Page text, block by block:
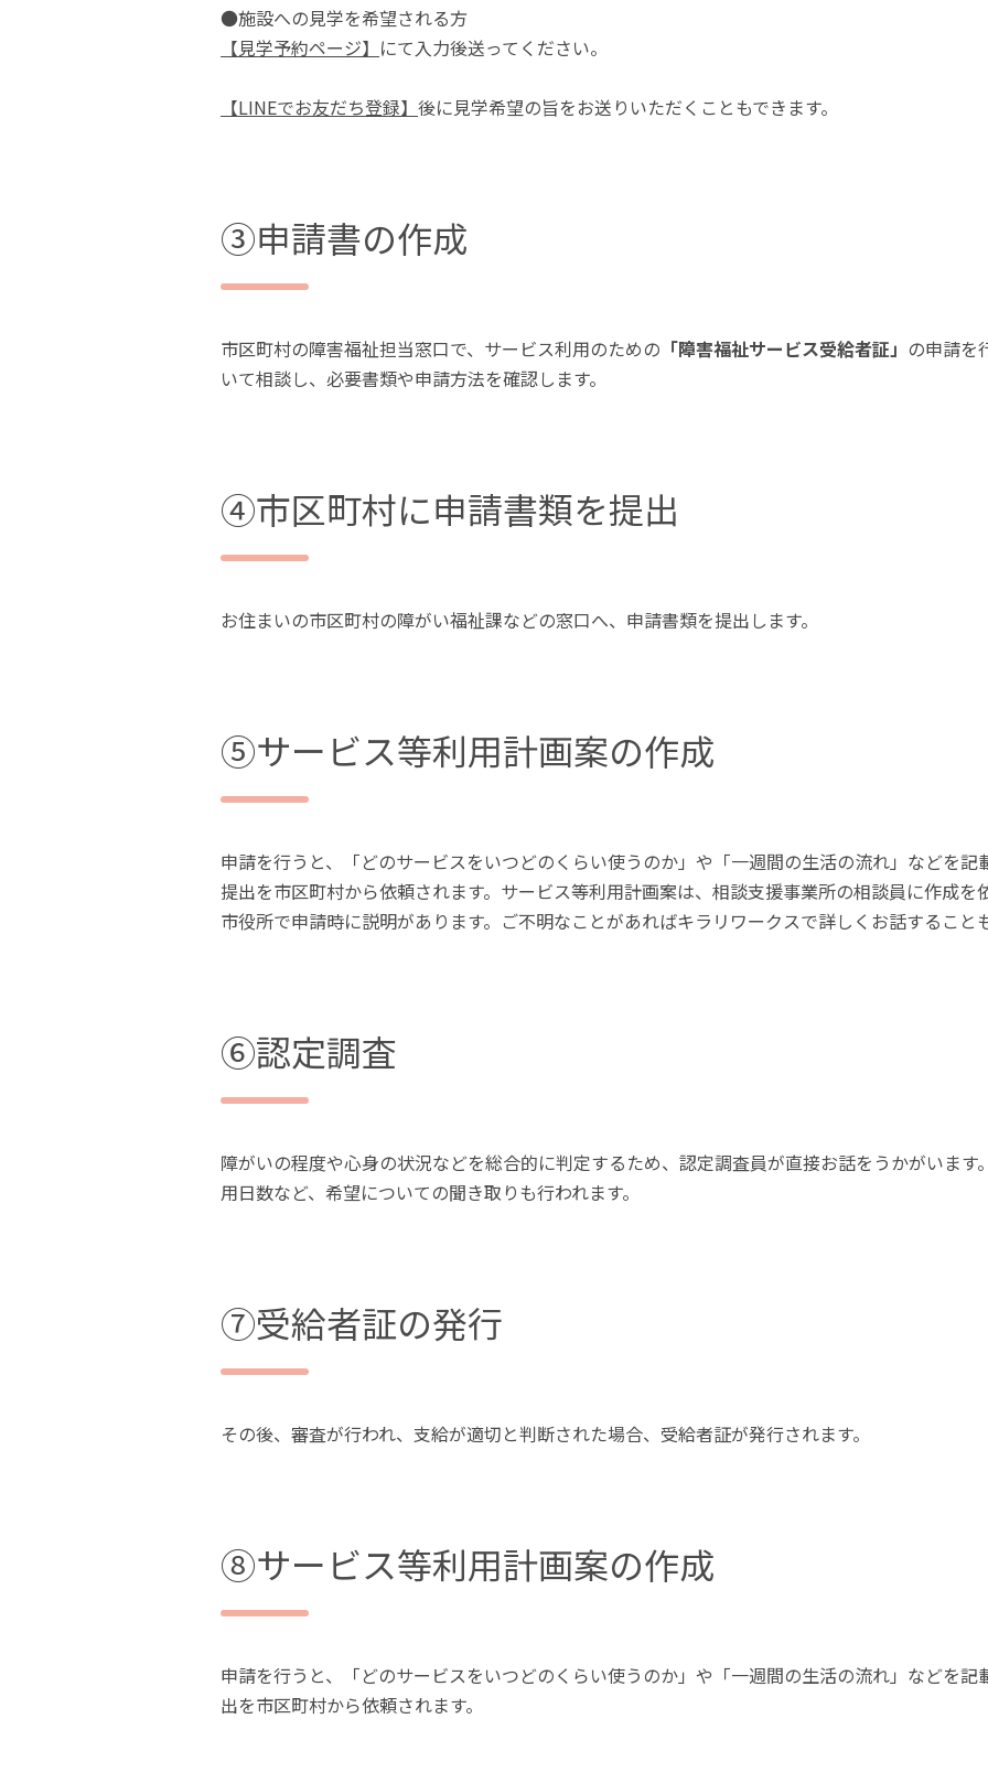
●施設への見学を希望される方
【見学予約ページ】 にて入力後送ってください。
【LINEでお友だち登録】 後に見学希望の旨をお送りいただくこともできます。
③申請書の作成
市区町村の障害福祉担当窓口で、サービス利用のための 「障害福祉サービス受給者証」 の申請を
いて相談し、必要書類や申請方法を確認します。
④市区町村に申請書類を提出
お住まいの市区町村の障がい福祉課などの窓口へ、申請書類を提出します。
⑤サービス等利用計画案の作成
申請を行うと、「どのサービスをいつどのくらい使うのか」や「一週間の生活の流れ」などを記
提出を市区町村から依頼されます。サービス等利用計画案は、相談支援事業所の相談員に作成を
市役所で申請時に説明があります。ご不明なことがあればキラリワークスで詳しくお話すること
⑥認定調査
障がいの程度や心身の状況などを総合的に判定するため、認定調査員が直接お話をうかがいます
用日数など、希望についての聞き取りも行われます。
⑦受給者証の発行
その後、審査が行われ、支給が適切と判断された場合、受給者証が発行されます。
⑧サービス等利用計画案の作成
申請を行うと、「どのサービスをいつどのくらい使うのか」や「一週間の生活の流れ」などを
出を市区町村から依頼されます。